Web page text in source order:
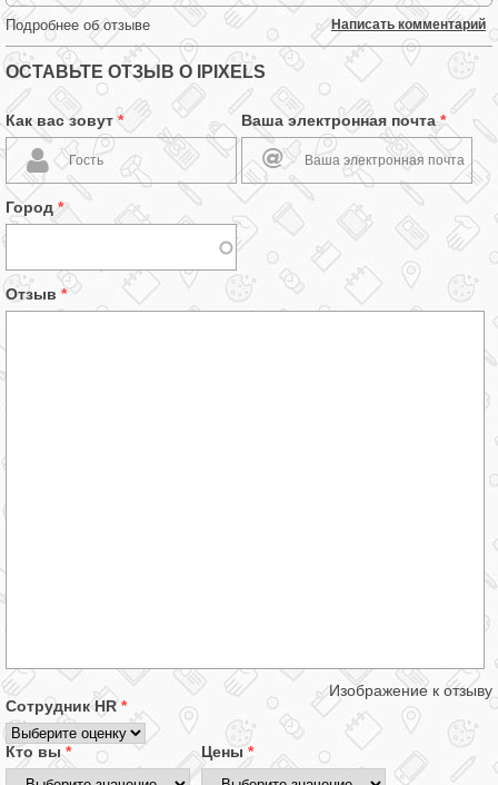
Подробнее об отзыве Написать комментарий
ОСТАВЬТЕ ОТЗЫВ О IPIXELS
Как вас зовут * Ваша электронная почта*
Город*
Отзыв *
Изображение к отзыву
Сотрудник HR*
Кто вы* Цены *